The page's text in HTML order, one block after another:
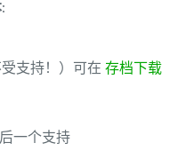
:
支持！）可在 存档下载
一个支持